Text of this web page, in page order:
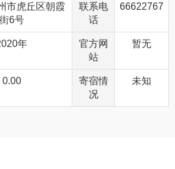
市虎丘区朝霞
街6号
联系电
话
66622767
年
官方网
站
暂无
0.00
寄宿情
况
未知